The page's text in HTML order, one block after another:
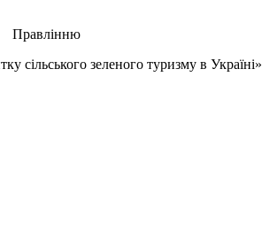
Правлінню
сільського зеленого туризму в Україні»